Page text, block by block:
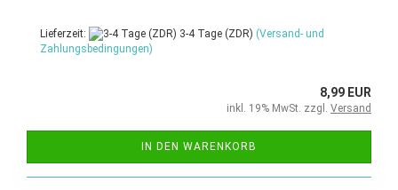
Lieferzeit: 3-4 Tage (ZDR) (Versand- und
Zahlungsbedingungen)
8,99 EUR
inkl. 19% MwSt. zzgl. Versand
IN DEN WARENKORB